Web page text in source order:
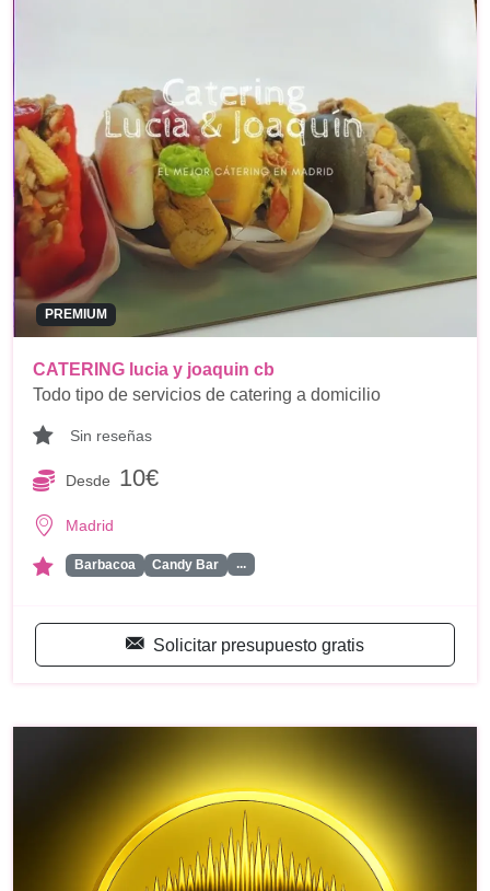
PREMIUM
CATERING lucia y joaquin cb
Todo tipo de servicios de catering a domicilio
Sin reseñas
Desde 10€
Madrid
Barbacoa Candy Bar ...
Solicitar presupuesto gratis